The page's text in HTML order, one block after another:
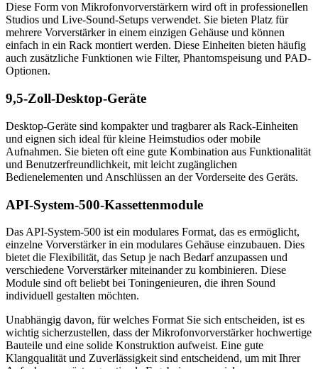
Diese Form von Mikrofonvorverstärkern wird oft in professionellen
Studios und Live-Sound-Setups verwendet. Sie bieten Platz für
mehrere Vorverstärker in einem einzigen Gehäuse und können
einfach in ein Rack montiert werden. Diese Einheiten bieten häufig
auch zusätzliche Funktionen wie Filter, Phantomspeisung und PAD-
Optionen.
9,5-Zoll-Desktop-Geräte
Desktop-Geräte sind kompakter und tragbarer als Rack-Einheiten
und eignen sich ideal für kleine Heimstudios oder mobile
Aufnahmen. Sie bieten oft eine gute Kombination aus Funktionalität
und Benutzerfreundlichkeit, mit leicht zugänglichen
Bedienelementen und Anschlüssen an der Vorderseite des Geräts.
API-System-500-Kassettenmodule
Das API-System-500 ist ein modulares Format, das es ermöglicht,
einzelne Vorverstärker in ein modulares Gehäuse einzubauen. Dies
bietet die Flexibilität, das Setup je nach Bedarf anzupassen und
verschiedene Vorverstärker miteinander zu kombinieren. Diese
Module sind oft beliebt bei Toningenieuren, die ihren Sound
individuell gestalten möchten.
Unabhängig davon, für welches Format Sie sich entscheiden, ist es
wichtig sicherzustellen, dass der Mikrofonvorverstärker hochwertige
Bauteile und eine solide Konstruktion aufweist. Eine gute
Klangqualität und Zuverlässigkeit sind entscheidend, um mit Ihrer